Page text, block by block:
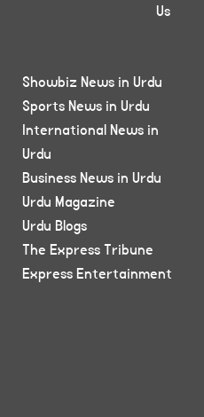
Us
Showbiz News in Urdu
Sports News in Urdu
International News in
Urdu
Business News in Urdu
Urdu Magazine
Urdu Blogs
The Express Tribune
Express Entertainment